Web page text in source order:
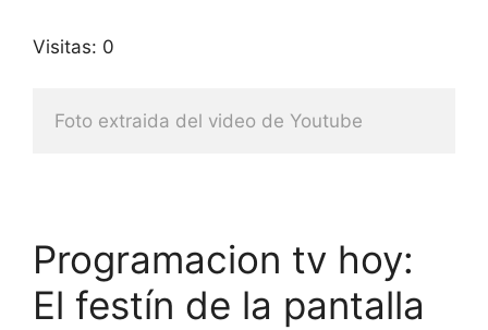
Visitas: 0
Foto extraida del video de Youtube
Programacion tv hoy:
El festín de la pantalla